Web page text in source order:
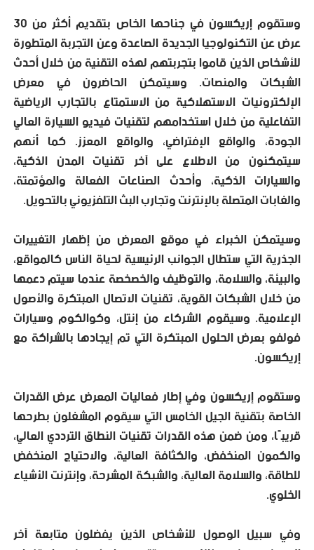
وستقوم إريكسون في جناحها الخاص بتقديم أكثر من 30
عرض عن التكنولوجيا الجديدة الصاعدة وعن التجربة المتطورة
للأشخاص الذين قاموا بتجربتهم لهذه التقنية من خلال أحدث
الشبكات والمنصات. وسيتمكن الحاضرون في معرض
الإلكترونيات الاستهلاكية من الاستمتاع بالتجارب الرياضية
التفاعلية من خلال استخدامهم لتقنيات فيديو السيارة العالي
الجودة، والواقع الإفتراضي، والواقع المعزز. كما أنهم
سيتمكنون من الاطلاع على آخر تقنيات المدن الذكية،
والسيارات الذكية، وأحدث الصناعات الفعالة والمؤتمتة،
والغابات المتصلة بالإنترنت وتجارب البث التلفزيوني بالتحويل.
وسيتمكن الخبراء في موقع المعرض من إظهار التغييرات
الجذرية التي ستطال الجوانب الرئيسية لحياة الناس كالمواقع،
والبيئة، والسلامة، والتوظيف والخصخصة عندما سيتم دعمها
من خلال الشبكات القوية، تقنيات الاتصال المبتكرة والأصول
الإعلامية. وسيقوم الشركاء من إنتل، وكوالكوم وسيارات
فولفو بعرض الحلول المبتكرة التي تم إيجادها بالشراكة مع
إريكسون.
وستقوم إريكسون وفي إطار فعاليات المعرض عرض القدرات
الخاصة بتقنية الجيل الخامس التي سيقوم المشغلون بطرحها
قريبًا، ومن ضمن هذه القدرات تقنيات النطاق الترددي العالي،
والكمون المنخفض، والكثافة العالية، والاحتياج المنخفض
للطاقة، والسلامة العالية، والشبكة المشرحة، وإنترنت الأشياء
الخلوي.
وفي سبيل الوصول للأشخاص الذين يفضلون متابعة آخر